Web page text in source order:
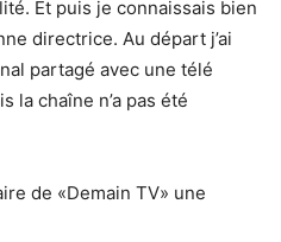
Et puis je connaissais bien
directrice. Au départ j’ai
partagé avec une télé
la chaîne n’a pas été
de «Demain TV» une